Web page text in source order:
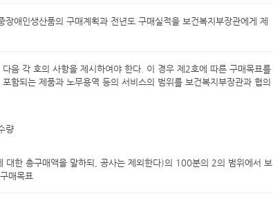
애인생산품의 구매계획과 전년도 구매실적을 보건복지부장관에게 제
음 각 호의 사항을 제시하여야 한다. 이 경우 제2호에 따른 구매목표를
함되는 제품과 노무용역 등의 서비스의 범위를 보건복지부장관과 협의
량
대한 총구매액을 말하되, 공사는 제외한다)의 100분의 2의 범위에서 보
매목표